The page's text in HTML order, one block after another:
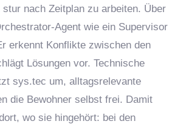
nach Zeitplan zu arbeiten. Über
Agent wie ein Supervisor
erkennt Konflikte zwischen den
Lösungen vor. Technische
sys.tec um, alltagsrelevante
die Bewohner selbst frei. Damit
wo sie hingehört: bei den